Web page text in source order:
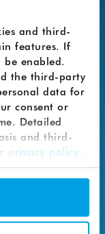
and third-
features. If
be enabled.
the third-party
data for
consent or
Detailed
and third-
privacy policy
und
Commerce-
vor die
Shopify
(Frontend)
(Backend)
Brücke von
hin zu den
Onlineshops
Suite